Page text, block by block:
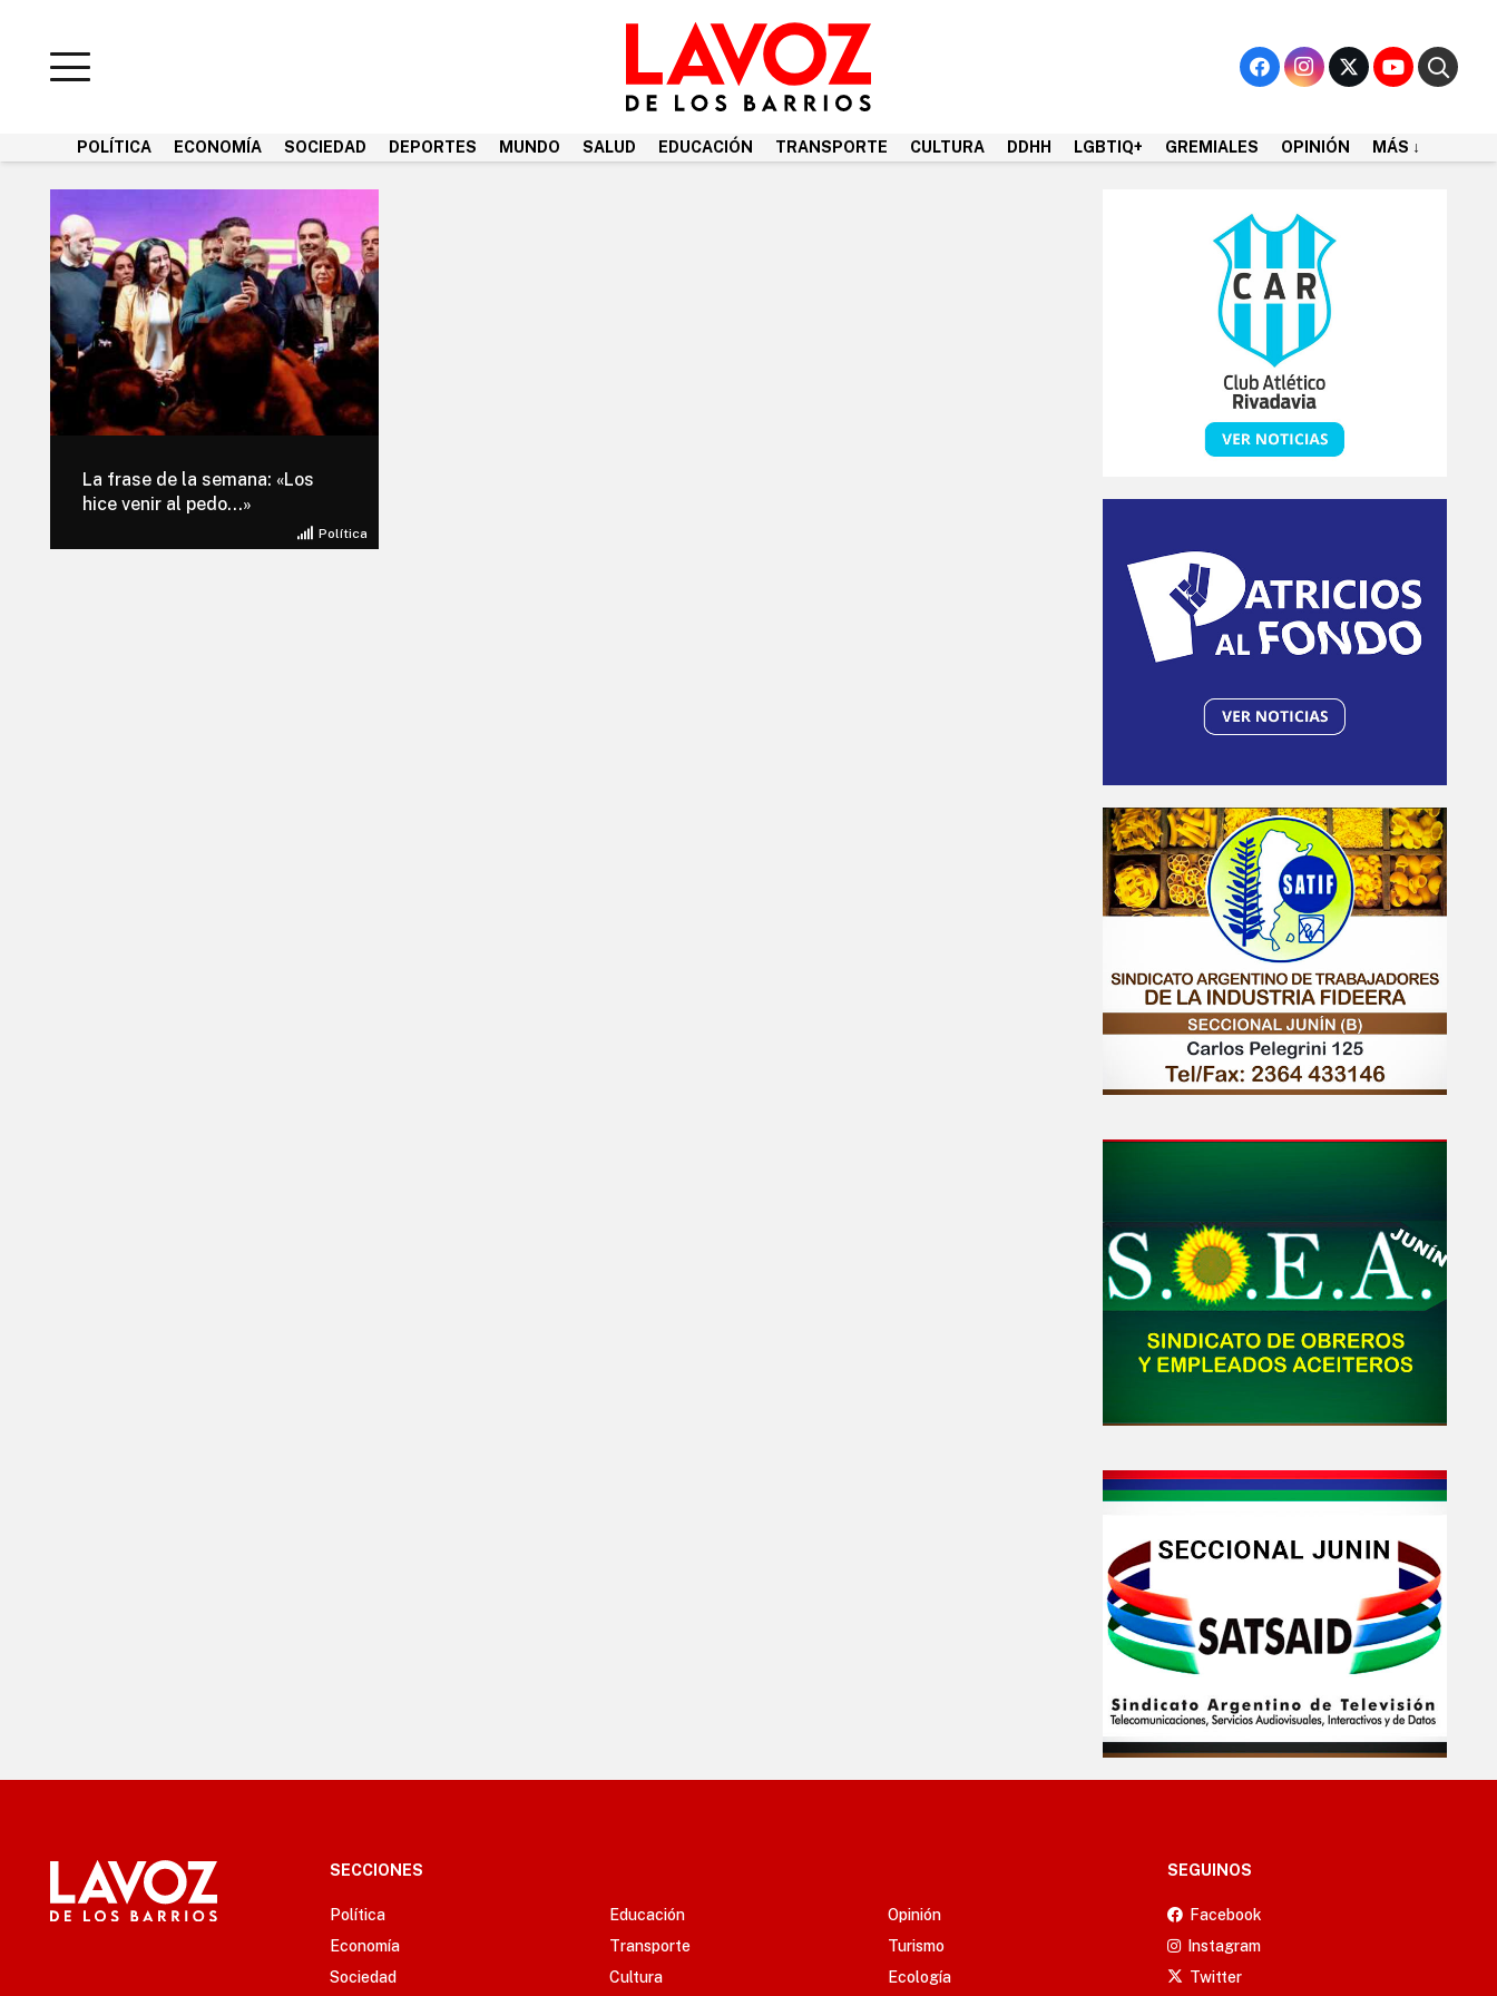
POLÍTICA ECONOMÍA SOCIEDAD DEPORTES MUNDO SALUD EDUCACIÓN TRANSPORTE CULTURA DDHH LGBTIQ+ GREMIALES OPINIÓN MÁS ↓
Política
La frase de la semana: «Los
hice venir al pedo…»
SECCIONES
Política
Economía
Sociedad
Educación
Transporte
Cultura
Opinión
Turismo
Ecología
SEGUINOS
Facebook
Instagram
Twitter